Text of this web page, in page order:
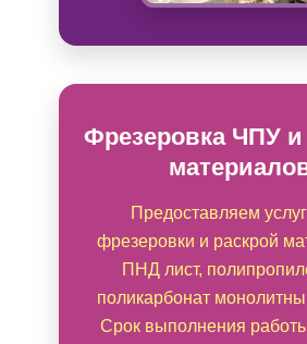
Фрезеровка ЧПУ и
Предоставляем
фрезеровки и раскрой
ПНД лист,
поликарбонат
Срок выполнения